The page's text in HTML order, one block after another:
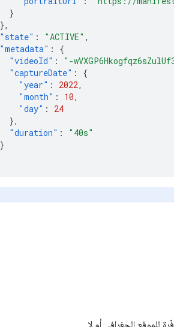
}
},
"state" : "ACTIVE" ,
"metadata" :
{
"videoId" : "-
"captureDate" :
{
"year" : 2022,
"month" : 10,
"day" :
24
},
"duration" :
"40s"
}
للموقع الجغرافي أم لا.